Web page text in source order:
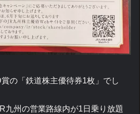
の「鉄道株主優待券1枚」でし
州の営業路線内が1日乗り放題